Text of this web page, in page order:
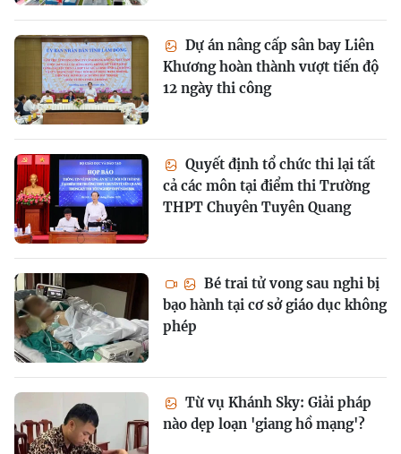
Dự án nâng cấp sân bay Liên
Khương hoàn thành vượt tiến độ
12 ngày thi công
Quyết định tổ chức thi lại tất
cả các môn tại điểm thi Trường
THPT Chuyên Tuyên Quang
Bé trai tử vong sau nghi bị
bạo hành tại cơ sở giáo dục không
phép
Từ vụ Khánh Sky: Giải pháp
nào dẹp loạn 'giang hồ mạng'?